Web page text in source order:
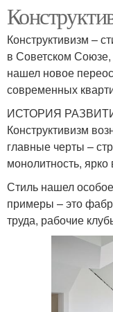
Конструктивизм –
в Советском Союзе,
нашел новое
современных
ИСТОРИЯ
Конструктивизм
главные черты –
монолитность,
Стиль нашел
примеры – это
труда, рабочие